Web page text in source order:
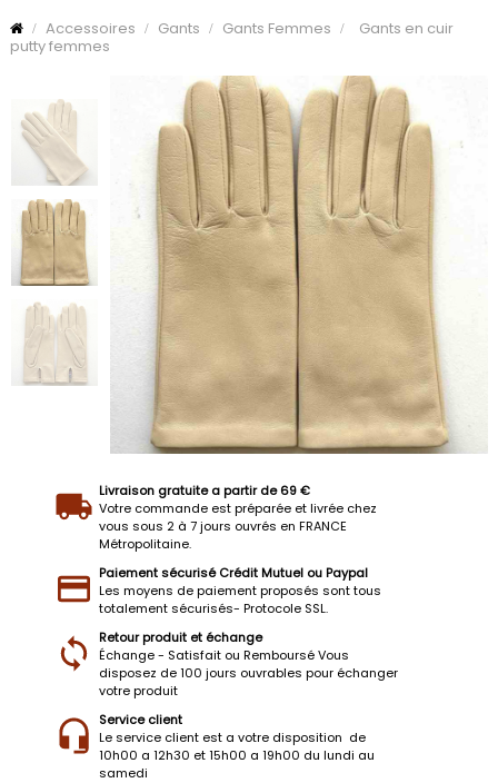
Accessoires Gants Gants Femmes
Gants en cuir
putty femmes
Livraison gratuite a partir de 69 €
Votre commande est préparée et livrée chez
vous sous 2 à 7 jours ouvrés en FRANCE
Métropolitaine.
Paiement sécurisé Crédit Mutuel ou Paypal
Les moyens de paiement proposés sont tous
totalement sécurisés- Protocole SSL.
Retour produit et échange
Échange - Satisfait ou Remboursé Vous
disposez de 100 jours ouvrables pour échanger
votre produit
Service client
Le service client est a votre disposition de
10h00 a 12h30 et 15h00 a 19h00 du lundi au
samedi